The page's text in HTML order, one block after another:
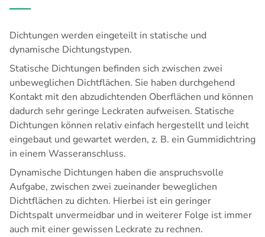
Dichtungen werden eingeteilt in statische und
dynamische Dichtungstypen.
Statische Dichtungen befinden sich zwischen zwei
unbeweglichen Dichtflächen. Sie haben durchgehend
Kontakt mit den abzudichtenden Oberflächen und können
dadurch sehr geringe Leckraten aufweisen. Statische
Dichtungen können relativ einfach hergestellt und leicht
eingebaut und gewartet werden, z. B. ein Gummidichtring
in einem Wasseranschluss.
Dynamische Dichtungen haben die anspruchsvolle
Aufgabe, zwischen zwei zueinander beweglichen
Dichtflächen zu dichten. Hierbei ist ein geringer
Dichtspalt unvermeidbar und in weiterer Folge ist immer
auch mit einer gewissen Leckrate zu rechnen.